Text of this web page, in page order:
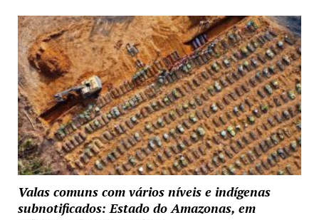
Valas comuns com vários níveis e indígenas
subnotificados: Estado do Amazonas, em